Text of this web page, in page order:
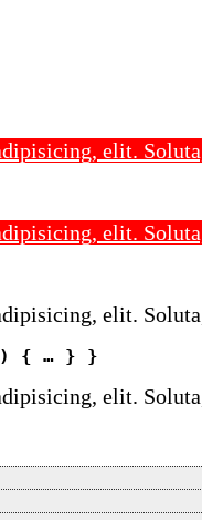
elit.
elit.
elit.
{ … } }
elit.